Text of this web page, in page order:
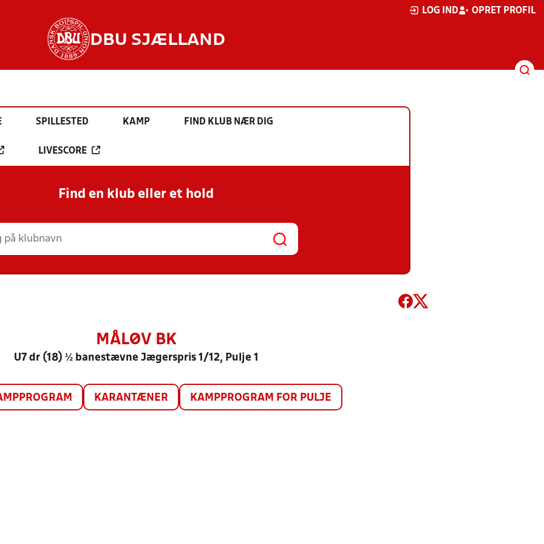
LOG IND OPRET PROFIL
DBU SJÆLLAND
SPILLESTED KAMP FIND KLUB NÆR DIG
LIVESCORE
Find en klub eller et hold
MÅLØV BK
U7 dr (18) ½ banestævne Jægerspris 1/12, Pulje 1
KARANTÆNER KAMPPROGRAM FOR PULJE